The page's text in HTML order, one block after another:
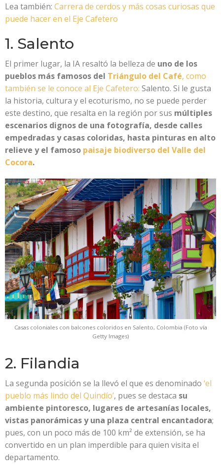
Lea también: Carrera de cerdos y más cosas curiosas que
puede hacer en el Eje Cafetero
1. Salento
El primer lugar, la IA resaltó la belleza de uno de los
pueblos más famosos del Triángulo del Café, como
también se le conoce al Eje Cafetero: Salento. Si le gusta
la historia, cultura y el ecoturismo, no se puede perder
este destino, que resalta en la región por sus múltiples
escenarios dignos de una fotografía, desde calles
empedradas y casas coloridas, hasta pinturas en alto
relieve y el famoso paisaje biodiverso del Valle del
Cocora.
Casas coloniales con balcones coloridos en Salento, Colombia (Foto vía
Getty Images)
2. Filandia
La segunda posición se la llevó el que es denominado ‘el
pueblo más lindo del Quindío’, pues se destaca su
ambiente pintoresco, lugares de artesanías locales,
vistas panorámicas y una plaza central encantadora;
pues, con un poco más de 100 km² de extensión, se ha
convertido en un plan imperdible para quien visita el
departamento.